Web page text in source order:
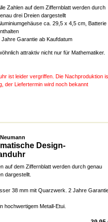
Zahlen auf dem Ziffernblatt werden durch
drei Dreien dargestellt
ca. 29,5 x 4,5 cm, Batterie
Jahre Garantie ab Kaufdatum
attraktiv nicht nur für Mathematiker.
ist leider vergriffen. Die Nachproduktion
der Liefertermin wird noch bekannt
Design-
auf dem Ziffernblatt werden durch genau
dargestellt.
38 mm mit Quarzwerk. 2 Jahre
hochwertigem Metall-Etui.